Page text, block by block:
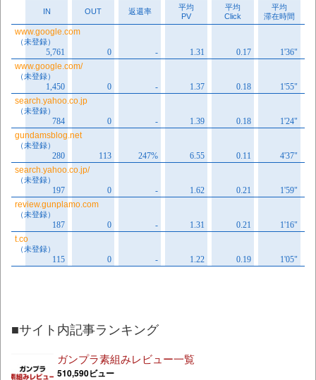
■サイト内記事ランキング
ガンプラ素組みレビュー一覧
510,590ビュー